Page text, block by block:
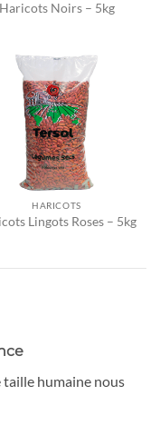
Haricots Noirs – 5kg
HARICOTS
Lingots Roses – 5kg
humaine nous